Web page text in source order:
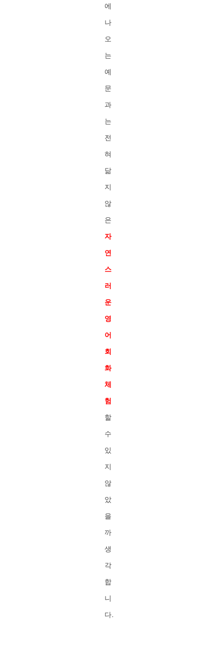
에
나
오
는
예
문
과
는
전
혀
닮
지
않
은
자
연
스
러
운
영
어
회
화
체
험
할
수
있
지
않
았
을
까
생
각
합
니
다.